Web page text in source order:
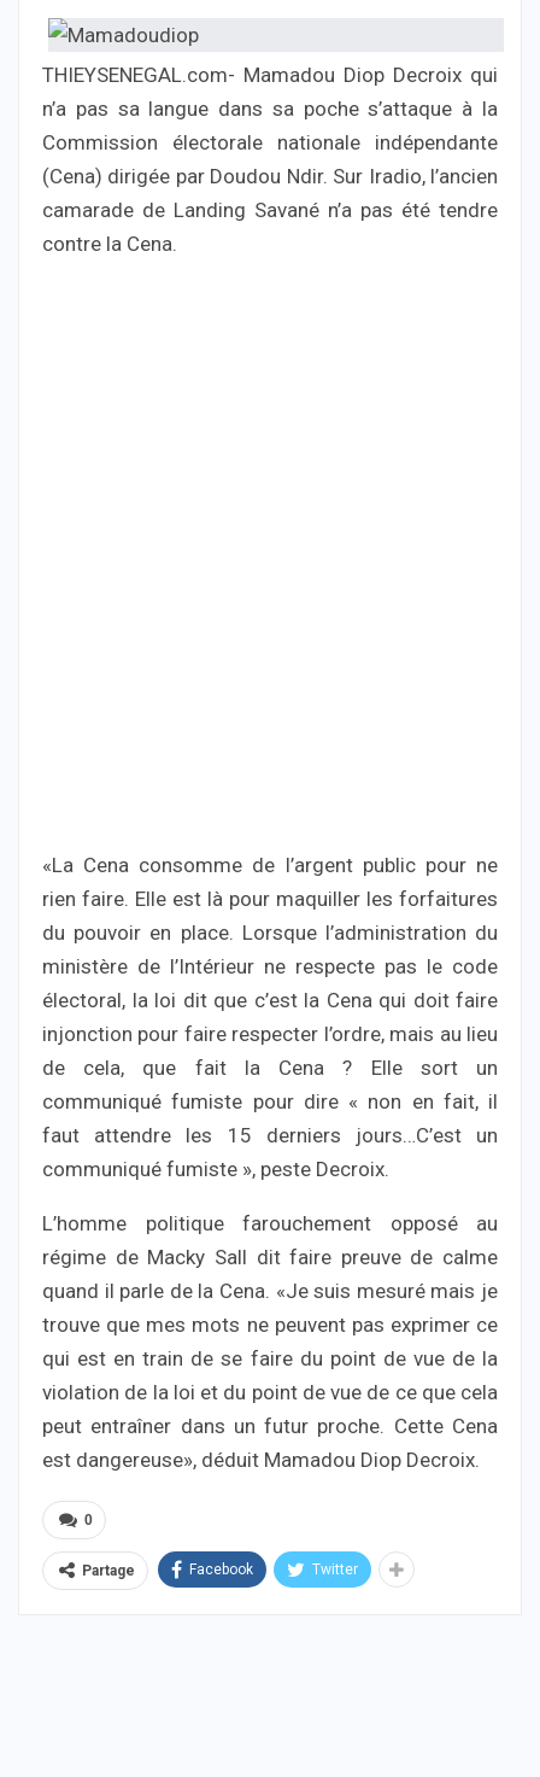
THIEYSENEGAL.com- Mamadou Diop Decroix qui
n’a pas sa langue dans sa poche s’attaque à la
Commission électorale nationale indépendante
(Cena) dirigée par Doudou Ndir. Sur Iradio, l’ancien
camarade de Landing Savané n’a pas été tendre
contre la Cena.
«La Cena consomme de l’argent public pour ne
rien faire. Elle est là pour maquiller les forfaitures
du pouvoir en place. Lorsque l’administration du
ministère de l’Intérieur ne respecte pas le code
électoral, la loi dit que c’est la Cena qui doit faire
injonction pour faire respecter l’ordre, mais au lieu
de cela, que fait la Cena ? Elle sort un
communiqué fumiste pour dire « non en fait, il
faut attendre les 15 derniers jours…C’est un
communiqué fumiste », peste Decroix.
L’homme politique farouchement opposé au
régime de Macky Sall dit faire preuve de calme
quand il parle de la Cena. «Je suis mesuré mais je
trouve que mes mots ne peuvent pas exprimer ce
qui est en train de se faire du point de vue de la
violation de la loi et du point de vue de ce que cela
peut entraîner dans un futur proche. Cette Cena
est dangereuse», déduit Mamadou Diop Decroix.
0
Partage Facebook Twitter